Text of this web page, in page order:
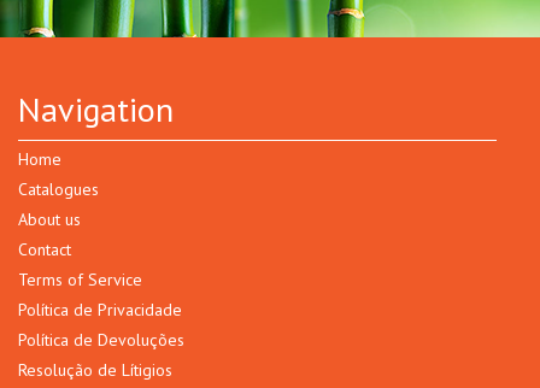
Navigation
Home
Catalogues
About us
Contact
Terms of Service
Política de Privacidade
Política de Devoluções
Resolução de Lítigios